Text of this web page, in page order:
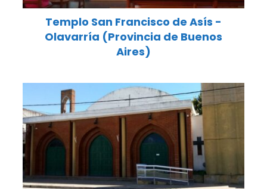
Templo San Francisco de Asís -
Olavarría (Provincia de Buenos
Aires)